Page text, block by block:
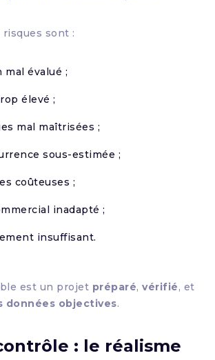
sont :
mal évalué ;
élevé ;
mal maîtrisées ;
sous-estimée ;
coûteuses ;
inadapté ;
insuffisant.
est un projet préparé,vérifié, et
données objectives.
: le réalisme